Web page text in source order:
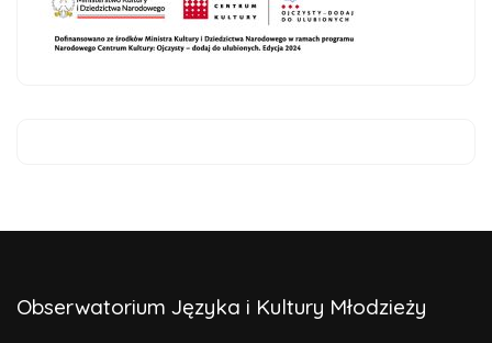
Obserwatorium Języka i Kultury Młodzieży